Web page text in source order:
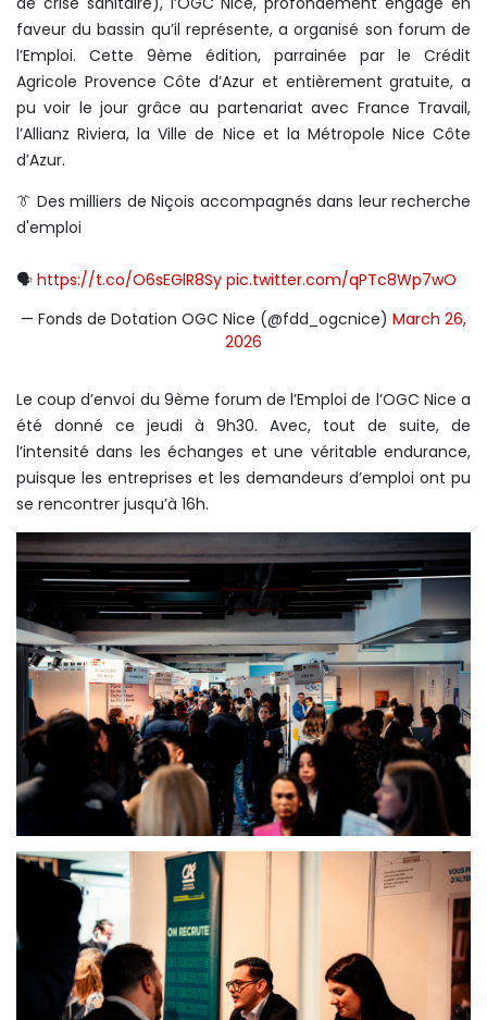
faveur du bassin qu’il représente, a organisé son forum de
l’Emploi. Cette 9ème édition, parrainée par le Crédit
Agricole Provence Côte d’Azur et entièrement gratuite, a
pu voir le jour grâce au partenariat avec France Travail,
l’Allianz Riviera, la Ville de Nice et la Métropole Nice Côte
d’Azur.
👔 Des milliers de Niçois accompagnés dans leur recherche
d'emploi
🗣️ https://t.co/O6sEGlR8Sy pic.twitter.com/qPTc8Wp7wO
— Fonds de Dotation OGC Nice (@fdd_ogcnice) March 26,
2026
Le coup d’envoi du 9ème forum de l’Emploi de l’OGC Nice a
été donné ce jeudi à 9h30. Avec, tout de suite, de
l’intensité dans les échanges et une véritable endurance,
puisque les entreprises et les demandeurs d’emploi ont pu
se rencontrer jusqu’à 16h.